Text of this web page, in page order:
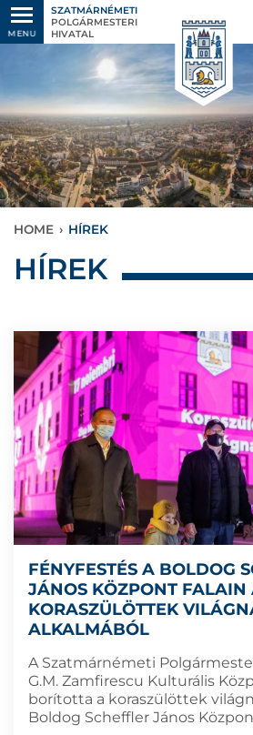
MENU
SZATMÁRNÉMETI
POLGÁRMESTERI
HIVATAL
HOME › HÍREK
HÍREK
FÉNYFESTÉS A BOLDOG
JÁNOS KÖZPONT FALAIN
KORASZÜLÖTTEK
ALKALMÁBÓL
A Szatmárnémeti
G.M. Zamfirescu Kulturális
borította a koraszülöttek
Boldog Scheffler János